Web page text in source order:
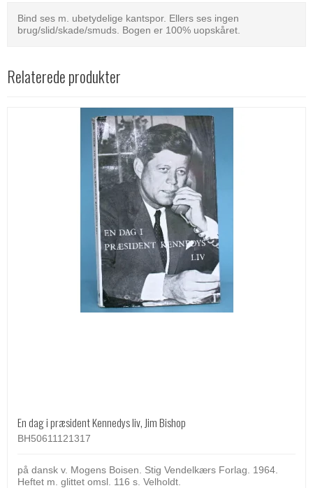
Bind ses m. ubetydelige kantspor. Ellers ses ingen
brug/slid/skade/smuds. Bogen er 100% uopskåret.
Relaterede produkter
En dag i præsident Kennedys liv, Jim Bishop
BH50611121317
på dansk v. Mogens Boisen. Stig Vendelkærs Forlag. 1964.
Heftet m. glittet omsl. 116 s. Velholdt.